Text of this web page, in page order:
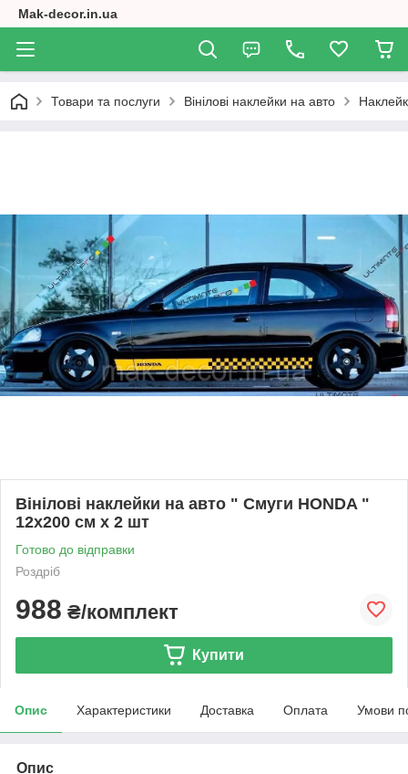
Mak-decor.in.ua
Товари та послуги Вінілові наклейки на авто
Вінілові наклейки на авто " Смуги HONDA "
12х200 см х 2 шт
Готово до відправки
Роздріб
988 ₴/комплект
Купити
Опис Характеристики Доставка Оплата Умови
Опис